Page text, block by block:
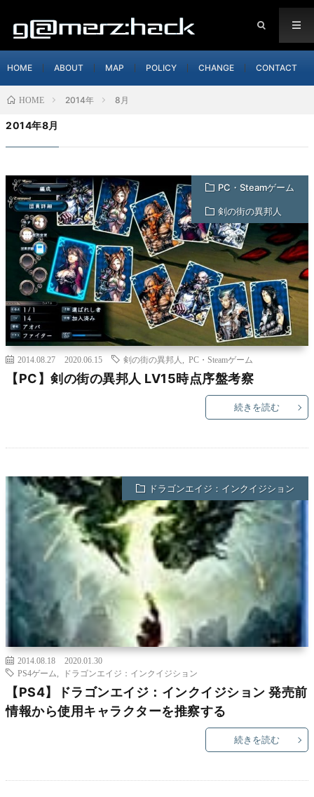
HOME ABOUT MAP POLICY CHANGE CONTACT
HOME 2014年 8月
2014年8月
PC・Steamゲーム
剣の街の異邦人
2014.08.27 2020.06.15 剣の街の異邦人 PC・Steamゲーム
【PC】剣の街の異邦人 LV15時点序盤考察
続きを読む
ドラゴンエイジ：インクイジション
2014.08.18
2020.01.30
PS4ゲーム
ドラゴンエイジ：インクイジション
【PS4】ドラゴンエイジ：インクイジション 発売前
情報から使用キャラクターを推察する
続きを読む